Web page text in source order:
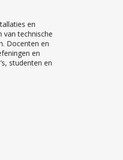
en
van technische
Docenten en
en
studenten en